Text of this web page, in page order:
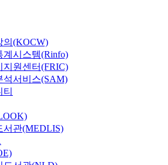
의(KOCW)
계시스템(Rinfo)
지원센터(FRIC)
석서비스(SAM)
서관(MEDLIS)